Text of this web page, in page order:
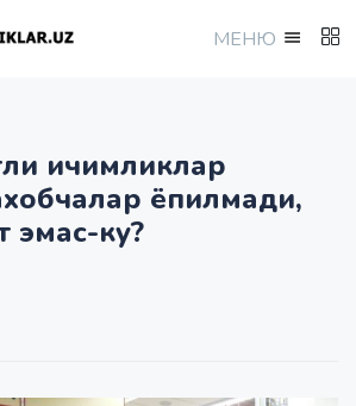
МEНЮ
ичимликлар
ёпилмади,
эмас-ку?